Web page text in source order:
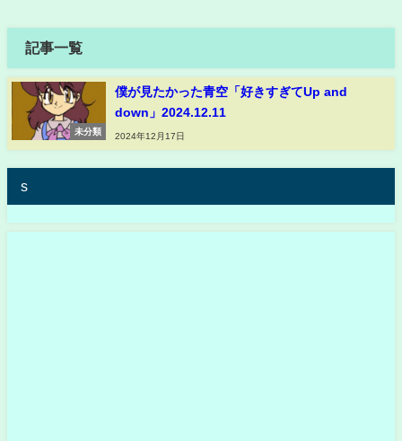
記事一覧
未分類
僕が見たかった青空「好きすぎてUp and
down」2024.12.11
2024年12月17日
s